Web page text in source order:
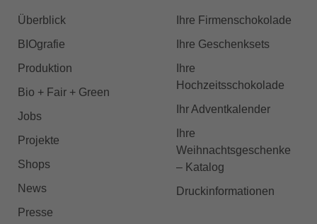
Überblick
BIOgrafie
Produktion
Bio + Fair + Green
Jobs
Projekte
Shops
News
Presse
Ihre Firmenschokolade
Ihre Geschenksets
Ihre
Hochzeitsschokolade
Ihr Adventkalender
Ihre
Weihnachtsgeschenke
– Katalog
Druckinformationen